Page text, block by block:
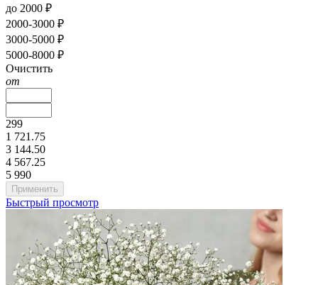
до 2000 ₽
2000-3000 ₽
3000-5000 ₽
5000-8000 ₽
Очистить
от
299
1 721.75
3 144.50
4 567.25
5 990
Быстрый просмотр